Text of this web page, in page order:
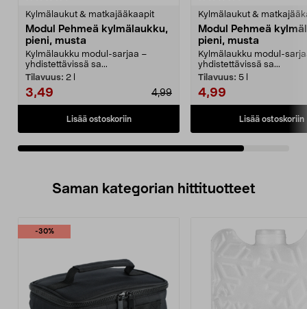
Kylmälaukut & matkajääkaapit
Modul Pehmeä kylmälaukku,
pieni, musta
Kylmälaukku modul-sarjaa –
yhdistettävissä sa...
Tilavuus: 2 l
4,99
3,49
Lisää ostoskoriin
Kylmälaukut &
Modul Pehmeä
pieni, musta
Kylmälaukku modul-
yhdistettävissä sa...
Tilavuus: 5 l
4,99
Lisää ostoskoriin
Saman kategorian hittituotteet
-30%